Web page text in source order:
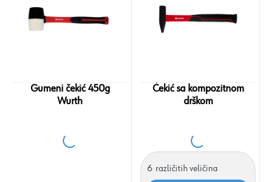
Gumeni čekić 450g
Wurth
Čekić sa kompozitnom
drškom
6 različitih veličina